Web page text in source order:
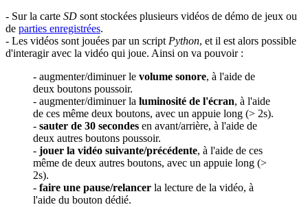
- Sur la carte SD sont stockées plusieurs vidéos de démo de jeux ou
de parties enregistrées.
- Les vidéos sont jouées par un script Python, et il est alors possible
d'interagir avec la vidéo qui joue. Ainsi on va pouvoir :
- augmenter/diminuer le volume sonore, à l'aide de
deux boutons poussoir.
- augmenter/diminuer la luminosité de l'écran, à l'aide
de ces même deux boutons, avec un appuie long (> 2s).
- sauter de 30 secondes en avant/arrière, à l'aide de
deux autres boutons poussoir.
- jouer la vidéo suivante/précédente, à l'aide de ces
même de deux autres boutons, avec un appuie long (>
2s).
- faire une pause/relancer la lecture de la vidéo, à
l'aide du bouton dédié.